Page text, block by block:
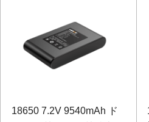
18650 7.2V 9540mAh ド